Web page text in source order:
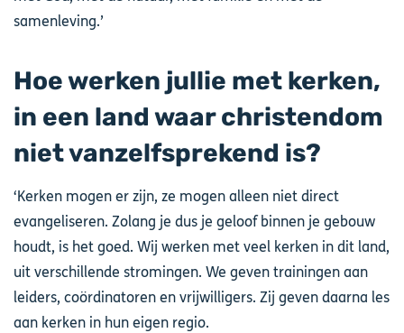
samenleving.’
Hoe werken jullie met kerken,
in een land waar christendom
niet vanzelfsprekend is?
‘Kerken mogen er zijn, ze mogen alleen niet direct
evangeliseren. Zolang je dus je geloof binnen je gebouw
houdt, is het goed. Wij werken met veel kerken in dit land,
uit verschillende stromingen. We geven trainingen aan
leiders, coördinatoren en vrijwilligers. Zij geven daarna les
aan kerken in hun eigen regio.